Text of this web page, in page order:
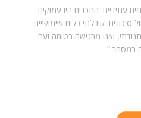
עתידיים. התכנים היו עמוקים
סיכונים. קיבלתי כלים שימושיים
ואני מרגישה בטוחה ועם
במסחר.”